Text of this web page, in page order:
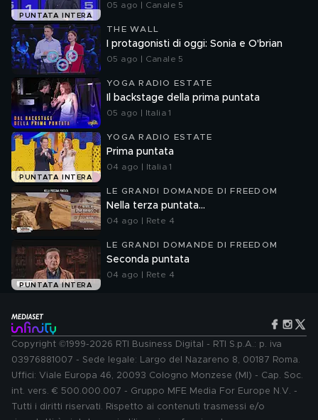
PUNTATA INTERA
05 ago | Canale 5
THE WALL
I protagonisti di oggi: Sonia e O'brian
05 ago | Canale 5
YOGA RADIO ESTATE
Il backstage della prima puntata
05 ago | Italia 1
PUNTATA INTERA
YOGA RADIO ESTATE
Prima puntata
04 ago | Italia 1
LE GRANDI DOMANDE DI FREEDOM
Nella terza puntata...
04 ago | Rete 4
PUNTATA INTERA
LE GRANDI DOMANDE DI FREEDOM
Seconda puntata
04 ago | Rete 4
Copyright ©1999-2026 RTI Business Digital - RTI S.p.A.: p. iva
03976881007 - Sede legale: Largo del Nazareno 8, 00187 Roma.
Uffici: Viale Europa 46, 20093 Cologno Monzese (MI) - Cap. Soc.
int. vers. € 500.000.007 - Gruppo MFE Media For Europe N.V. -
Tutti i diritti riservati. Rispetto ai contenuti trasmessi e/o